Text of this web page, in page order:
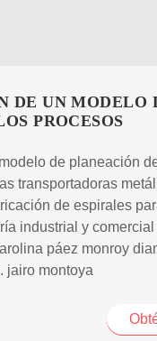
DE UN MODELO
PROCESOS
de planeación
transportadoras
de espirales
industrial y
páez monroy
jairo montoya